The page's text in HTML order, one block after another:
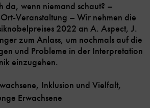
da, wenn niemand schaut? –
Veranstaltung – Wir nehmen die
2022 an A. Aspect, J.
zum Anlass, um nochmals auf die
und Probleme in der Interpretation
einzugehen.
Inklusion und Vielfalt,
Erwachsene